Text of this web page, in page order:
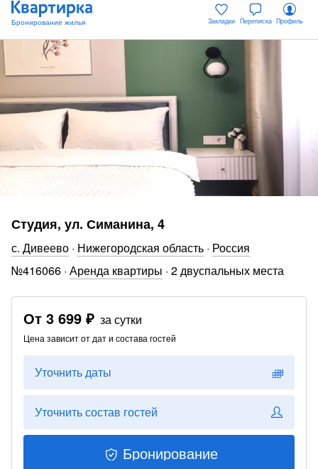
Закладки Переписка Профиль
Студия, ул. Симанина, 4
с. Дивеево · Нижегородская область · Россия
№416066 · Аренда квартиры · 2 двуспальных места
От 3 699 ₽ за сутки
Цена зависит от дат и состава гостей
Уточнить даты
Уточнить состав гостей
Бронирование